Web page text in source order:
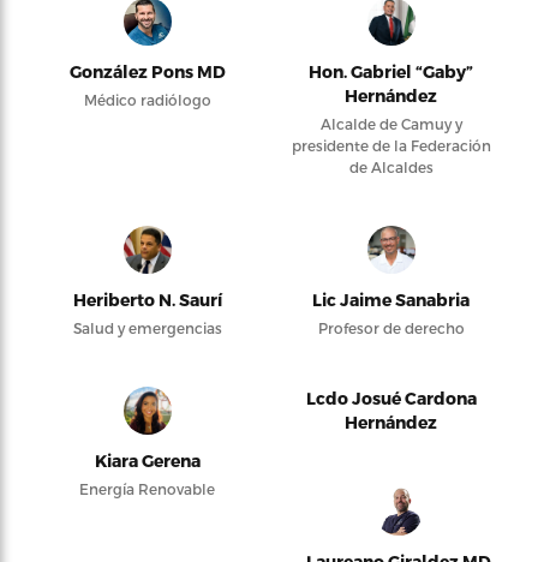
González Pons MD
Médico radiólogo
Hon. Gabriel “Gaby”
Hernández
Alcalde de Camuy y
presidente de la Federación
de Alcaldes
Heriberto N. Saurí
Salud y emergencias
Lic Jaime Sanabria
Profesor de derecho
Kiara Gerena
Energía Renovable
Lcdo Josué Cardona
Hernández